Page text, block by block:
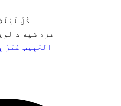
كُلَّ
هره شپه د
الحَبِيب عُمَرْ